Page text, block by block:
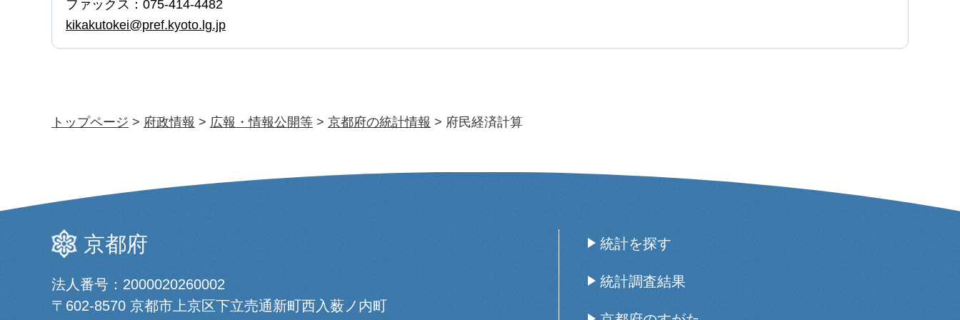
ファックス：075-414-4482
kikakutokei@pref.kyoto.lg.jp
トップページ > 府政情報 > 広報・情報公開等 > 京都府の統計情報 > 府民経済計算
京都府
法人番号：2000020260002
〒602-8570 京都市上京区下立売通新町西入薮ノ内町
統計を探す
統計調査結果